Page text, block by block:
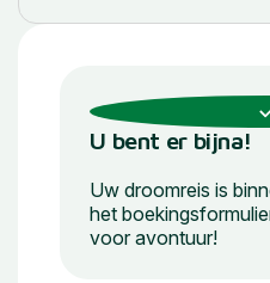
U bent er bijna!
Uw droomreis is
het
voor avontuur!